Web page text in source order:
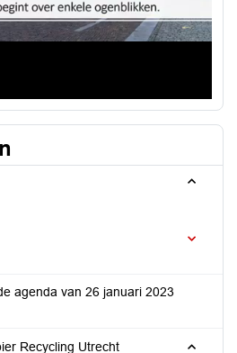
agenda van 26 januari 2023
Recycling Utrecht